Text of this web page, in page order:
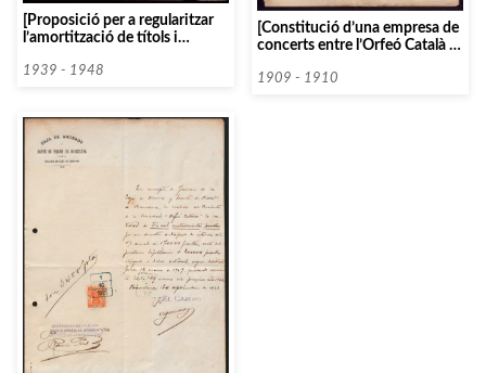
[Proposició per a regularitzar
l’amortització de títols i
l’Orfeó Català]
1939 - 1948
[Constitució d’una empresa de
concerts entre l’Orfeó Català i
André de Zurich]
1909 - 1910